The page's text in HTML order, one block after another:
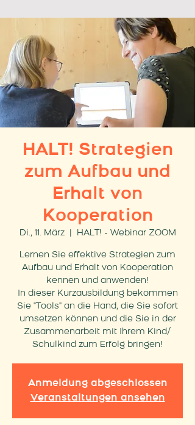
HALT! Strategien
zum Aufbau und
Erhalt von
Kooperation
Di., 11. März
  |
HALT! - Webinar ZOOM
Lernen Sie effektive Strategien zum
Aufbau und Erhalt von Kooperation
kennen und anwenden!
In dieser Kurzausbildung bekommen
Sie "Tools" an die Hand, die Sie sofort
umsetzen können und die Sie in der
Zusammenarbeit mit Ihrem Kind/
Schulkind zum Erfolg bringen!
Anmeldung abgeschlossen
Veranstaltungen ansehen